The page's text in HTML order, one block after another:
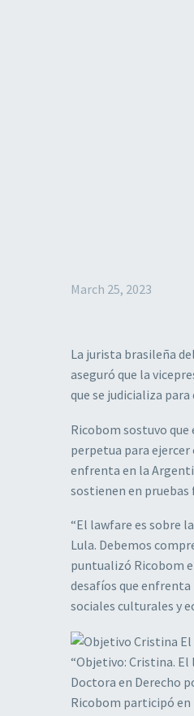
March 25, 2023
La jurista brasileña
aseguró que la
que se judicializa
Ricobom sostuvo
perpetua para ejercer
enfrenta en la
sostienen en pruebas
“El lawfare es sobre
Lula. Debemos
puntualizó Ricobom
desafíos que enfrenta
sociales culturales y
“Objetivo: Cristina. El
Doctora en Derecho
Ricobom participó en